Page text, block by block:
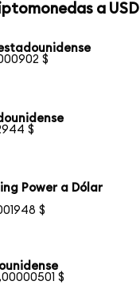
a USD
$
$
Power a Dólar
$
$